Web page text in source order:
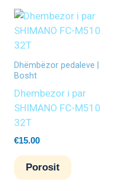
Dhëmbëzor pedaleve |
Bosht
Dhembezor i par
SHIMANO FC-M510
32T
€15.00
Porosit